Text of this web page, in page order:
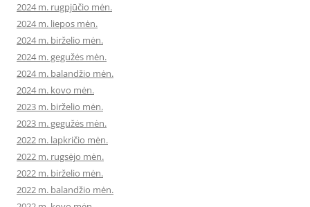
2024 m. rugpjūčio mėn.
2024 m. liepos mėn.
2024 m. birželio mėn.
2024 m. gegužės mėn.
2024 m. balandžio mėn.
2024 m. kovo mėn.
2023 m. birželio mėn.
2023 m. gegužės mėn.
2022 m. lapkričio mėn.
2022 m. rugsėjo mėn.
2022 m. birželio mėn.
2022 m. balandžio mėn.